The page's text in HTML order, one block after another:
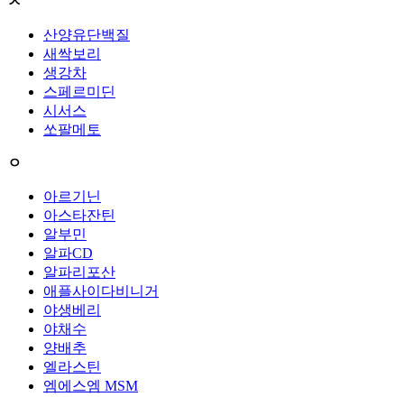
산양유단백질
새싹보리
생강차
스페르미딘
시서스
쏘팔메토
ㅇ
아르기닌
아스타잔틴
알부민
알파CD
알파리포산
애플사이다비니거
야생베리
야채수
양배추
엘라스틴
엠에스엠 MSM